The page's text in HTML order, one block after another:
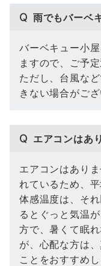
Q 雨でもバーベ
バーベキュー小
ますので、ご予
ただし、台風な
きない場合がご
Q エアコンはあ
エアコンはあり
れているため、
体感温度は、そ
るとぐっと気温
方で、暑くて眠
が、心配な方は
ことをおすすめし